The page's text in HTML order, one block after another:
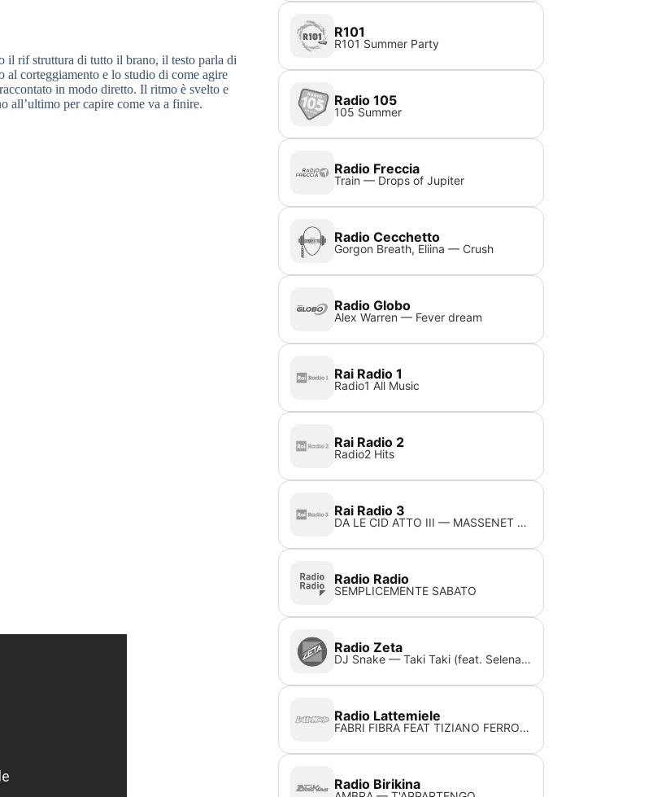
il rif struttura di tutto il brano, il testo parla di
al corteggiamento e lo studio di come agire
in modo diretto. Il ritmo è svelto e
all’ultimo per capire come va a finire.
R101
R101 Summer Party
Radio 105
105 Summer
Radio Freccia
Train — Drops of Jupiter
Radio Cecchetto
Gorgon Breath, Eliina — Crush
Radio Globo
Alex Warren — Fever dream
Rai Radio 1
Radio1 All Music
Rai Radio 2
Radio2 Hits
Rai Radio 3
DA LE CID ATTO III — MASSENET JULES PLEUREZ NES YEUX
Radio Radio
SEMPLICEMENTE SABATO
Radio Zeta
DJ Snake — Taki Taki (feat. Selena Gomez, Ozuna & Cardi B)
Radio Lattemiele
FABRI FIBRA FEAT TIZIANO FERRO — STAVO PENSANDO A TE
Radio Birikina